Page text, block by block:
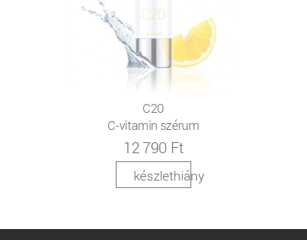
C20
C-vitamin szérum
12 790 Ft
készlethiány